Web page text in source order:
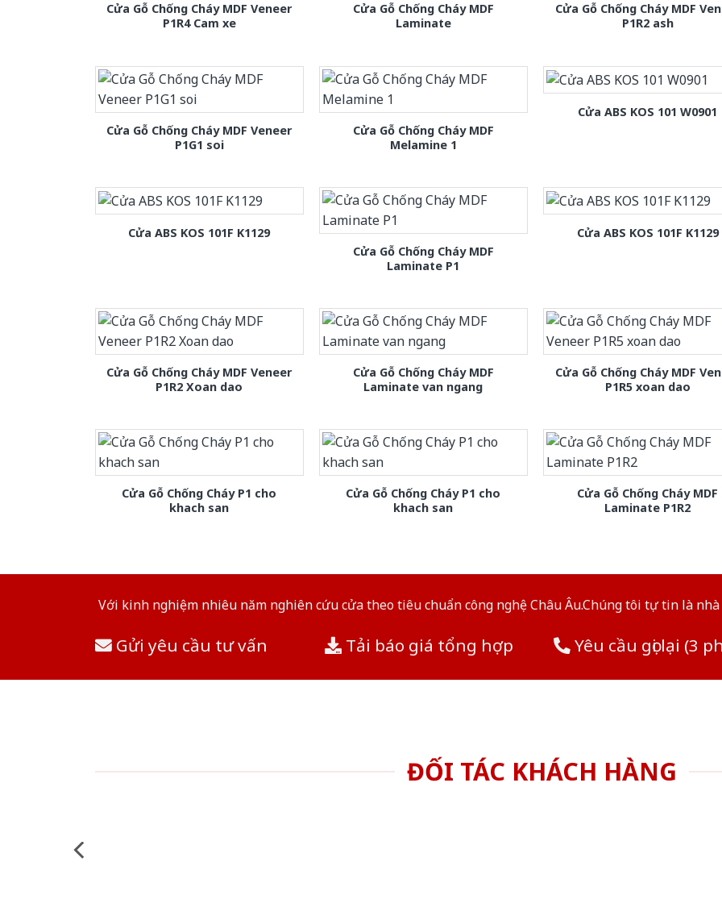
Cửa Gỗ Chống Cháy MDF Veneer
P1R4 Cam xe
Cửa Gỗ Chống Cháy MDF
Laminate
Cửa Gỗ Chống Cháy MDF
P1R2 ash
Cửa Gỗ Chống Cháy MDF Veneer
P1G1 soi
Cửa Gỗ Chống Cháy MDF
Melamine 1
Cửa ABS KOS 101 W0901
Cửa ABS KOS 101F K1129
Cửa Gỗ Chống Cháy MDF
Laminate P1
Cửa ABS KOS 101F K1129
Cửa Gỗ Chống Cháy MDF Veneer
P1R2 Xoan dao
Cửa Gỗ Chống Cháy MDF
Laminate van ngang
Cửa Gỗ Chống Cháy MDF
P1R5 xoan dao
Cửa Gỗ Chống Cháy P1 cho
khach san
Cửa Gỗ Chống Cháy P1 cho
khach san
Cửa Gỗ Chống Cháy MDF
Laminate P1R2
Với kinh nghiệm nhiêu năm nghiên cứu cửa theo tiêu chuẩn công nghệ Châu Âu.Chúng tôi tự tin là
Gửi yêu cầu tư vấn Tải báo giá tổng hợp Yêu cầu gọi lại (3
ĐỐI TÁC KHÁCH HÀNG